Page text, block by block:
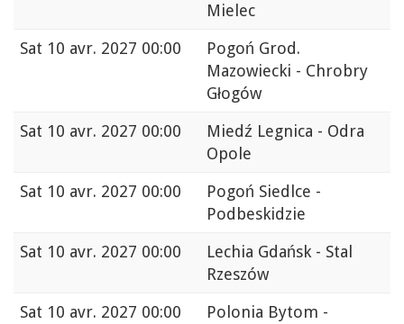
Mielec
Sat 10 avr. 2027 00:00
Pogoń Grod.
Mazowiecki - Chrobry
Głogów
Sat 10 avr. 2027 00:00
Miedź Legnica - Odra
Opole
Sat 10 avr. 2027 00:00
Pogoń Siedlce -
Podbeskidzie
Sat 10 avr. 2027 00:00
Lechia Gdańsk - Stal
Rzeszów
Sat 10 avr. 2027 00:00
Polonia Bytom -